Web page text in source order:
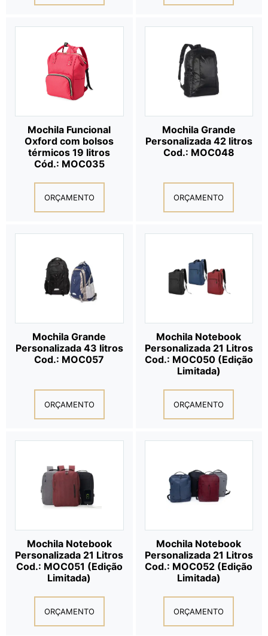
Mochila Funcional
Oxford com bolsos
térmicos 19 litros
Cód.: MOC035
ORÇAMENTO
Mochila Grande
Personalizada 42 litros
Cod.: MOC048
ORÇAMENTO
Mochila Grande
Personalizada 43 litros
Cod.: MOC057
ORÇAMENTO
Mochila Notebook
Personalizada 21 Litros
Cod.: MOC050 (Edição
Limitada)
ORÇAMENTO
Mochila Notebook
Personalizada 21 Litros
Cod.: MOC051 (Edição
Limitada)
ORÇAMENTO
Mochila Notebook
Personalizada 21 Litros
Cod.: MOC052 (Edição
Limitada)
ORÇAMENTO